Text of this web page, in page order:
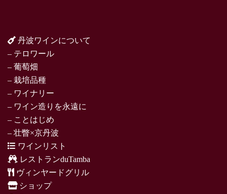
丹波ワインについて
– テロワール
– 葡萄畑
– 栽培品種
– ワイナリー
– ワイン造りを永遠に
– ことはじめ
– 壮瞥×京丹波
ワインリスト
レストランduTamba
ヴィンヤードグリル
ショップ